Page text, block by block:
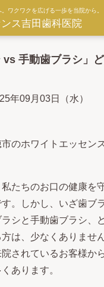
ワクワクを広げる一歩を当院から。
ス吉田歯科医院
vs 手動歯ブラシ」
年09月03日（水）
のホワイトエッセン
私たちのお口の健康を
。しかし、いざ歯ブ
シと手動歯ブラシ、
は、少なくありません
されているお客様か
あります。